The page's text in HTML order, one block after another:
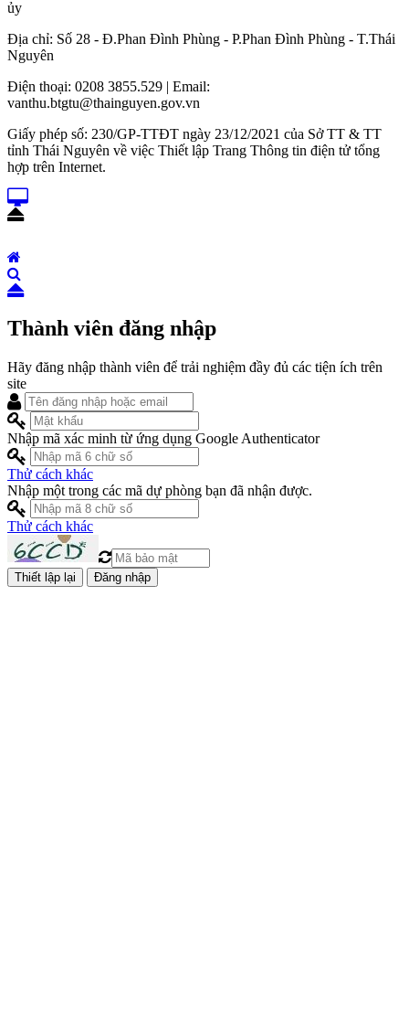
ủy
Địa chỉ: Số 28 - Đ.Phan Đình Phùng - P.Phan Đình Phùng - T.Thái
Nguyên
Điện thoại: 0208 3855.529 | Email:
vanthu.btgtu@thainguyen.gov.vn
Giấy phép số: 230/GP-TTĐT ngày 23/12/2021 của Sở TT & TT
tỉnh Thái Nguyên về việc Thiết lập Trang Thông tin điện tử tổng
hợp trên Internet.
Thành viên đăng nhập
Hãy đăng nhập thành viên để trải nghiệm đầy đủ các tiện ích trên
site
Nhập mã xác minh từ ứng dụng Google Authenticator
Thử cách khác
Nhập một trong các mã dự phòng bạn đã nhận được.
Thử cách khác
Đăng nhập